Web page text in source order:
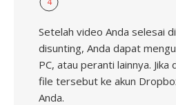
Setelah video Anda selesai
disunting, Anda dapat
PC, atau peranti lainnya. Jika
file tersebut ke akun
Anda.